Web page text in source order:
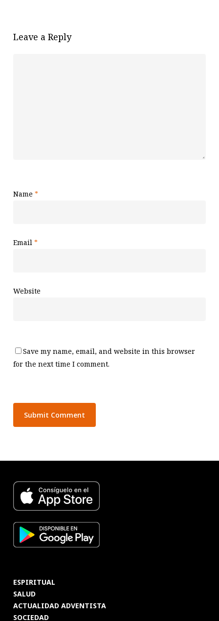
Leave a Reply
Name *
Email *
Website
Save my name, email, and website in this browser
for the next time I comment.
ESPIRITUAL
SALUD
ACTUALIDAD ADVENTISTA
SOCIEDAD